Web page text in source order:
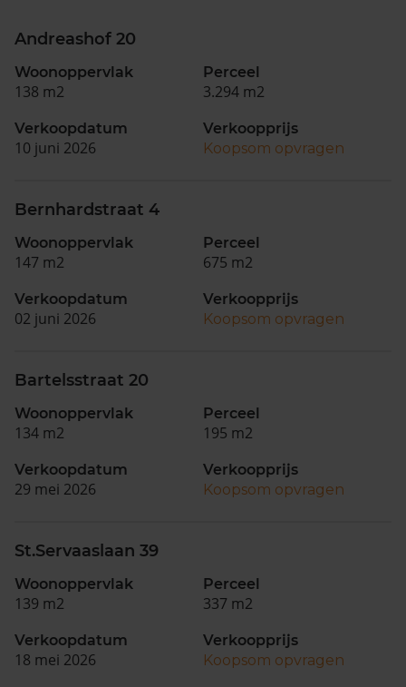
Andreashof 20
Woonoppervlak
138 m2
Perceel
3.294 m2
Verkoopdatum
10 juni 2026
Verkoopprijs
Koopsom opvragen
Bernhardstraat 4
Woonoppervlak
147 m2
Perceel
675 m2
Verkoopdatum
02 juni 2026
Verkoopprijs
Koopsom opvragen
Bartelsstraat 20
Woonoppervlak
134 m2
Perceel
195 m2
Verkoopdatum
29 mei 2026
Verkoopprijs
Koopsom opvragen
St.Servaaslaan 39
Woonoppervlak
139 m2
Perceel
337 m2
Verkoopdatum
18 mei 2026
Verkoopprijs
Koopsom opvragen